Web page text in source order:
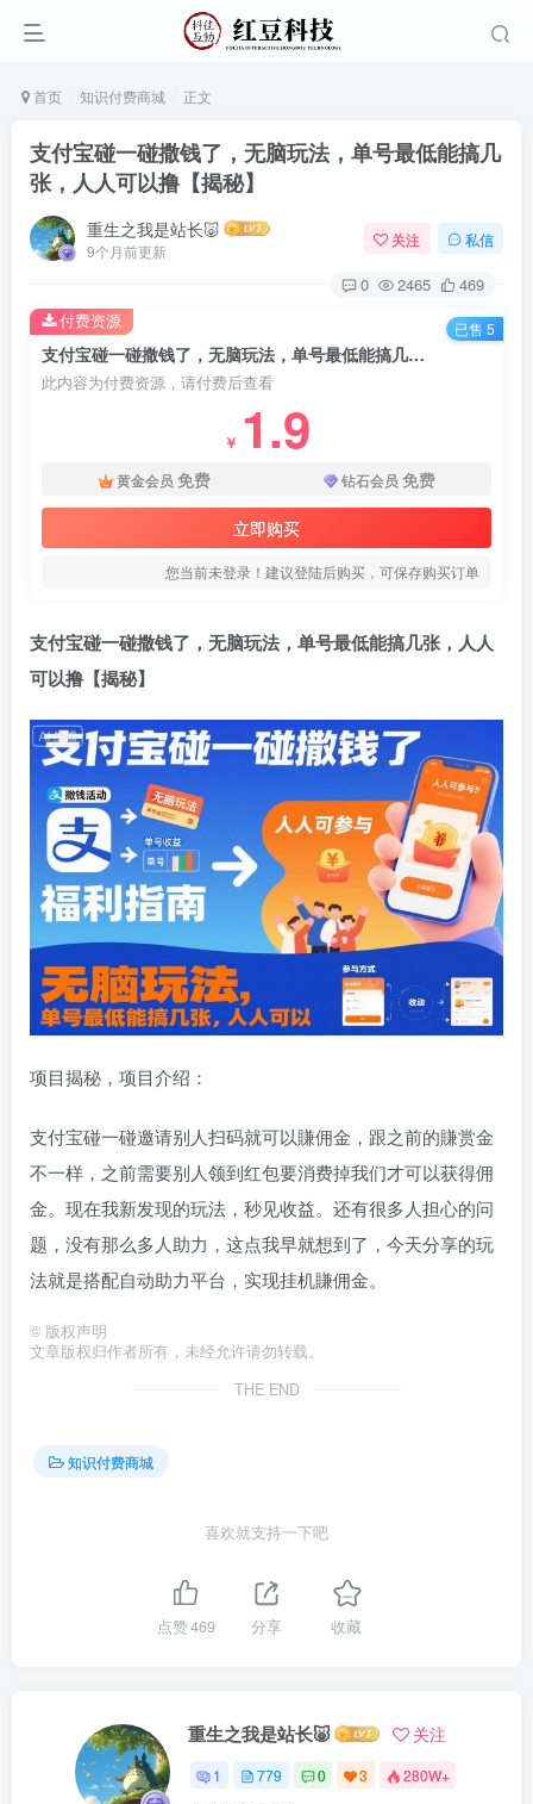
首页 知识付费商城 正文
支付宝碰一碰撒钱了，无脑玩法，单号最低能搞几
张，人人可以撸【揭秘】
重生之我是站长🐷
9个月前更新
关注 私信
0 2465 469
支付宝碰一碰撒钱了，无脑玩法，单号最低能搞几张，人人可以撸【揭秘】
此内容为付费资源，请付费后查看
￥ 1.9
黄金会员 免费 钻石会员 免费
立即购买
您当前未登录！建议登陆后购买，可保存购买订单
付费资源 已售 5
支付宝碰一碰撒钱了，无脑玩法，单号最低能搞几张，人人
可以撸【揭秘】
项目揭秘，项目介绍：
支付宝碰一碰邀请别人扫码就可以賺佣金，跟之前的賺赏金
不一样，之前需要别人领到红包要消费掉我们才可以获得佣
金。现在我新发现的玩法，秒见收益。还有很多人担心的问
题，没有那么多人助力，这点我早就想到了，今天分享的玩
法就是搭配自动助力平台，实现挂机賺佣金。
© 版权声明
文章版权归作者所有，未经允许请勿转载。
THE END
知识付费商城
喜欢就支持一下吧
点赞469 分享 收藏
重生之我是站长🐷 关注
1 779 0 3 280W+